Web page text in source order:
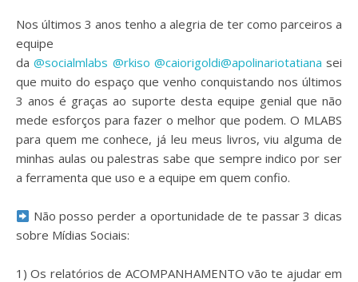
Nos últimos 3 anos tenho a alegria de ter como parceiros a
equipe
da@socialmlabs @rkiso @caiorigoldi@apolinariotatiana sei
que muito do espaço que venho conquistando nos últimos
3 anos é graças ao suporte desta equipe genial que não
mede esforços para fazer o melhor que podem. O MLABS
para quem me conhece, já leu meus livros, viu alguma de
minhas aulas ou palestras sabe que sempre indico por ser
a ferramenta que uso e a equipe em quem confio.
Não posso perder a oportunidade de te passar 3 dicas
sobre Mídias Sociais:
1) Os relatórios de ACOMPANHAMENTO vão te ajudar em